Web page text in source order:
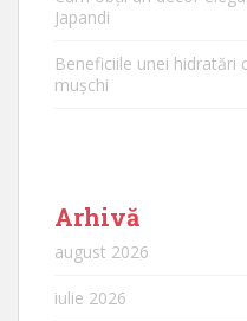
Japandi
Beneficiile unei hidratări
mușchi
Arhivă
august 2026
iulie 2026